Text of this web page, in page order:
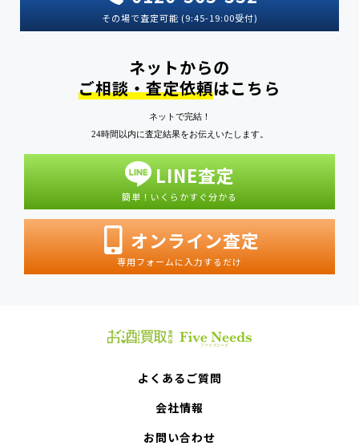
その場で査定可能 (9:45-19:00受付)
ネットからの
ご相談・査定依頼はこちら
ネットで完結！
24時間以内に査定結果をお伝えいたします。
LINE査定
簡単！いくらかすぐ分かる
オンライン査定
専用フォームに入力するだけ
よくあるご質問
会社情報
お問い合わせ